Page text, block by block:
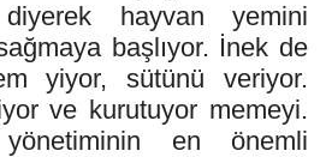
hayvan yemini
başlıyor. İnek de
yiyor, sütünü veriyor.
ve kurutuyor memeyi.
en önemli